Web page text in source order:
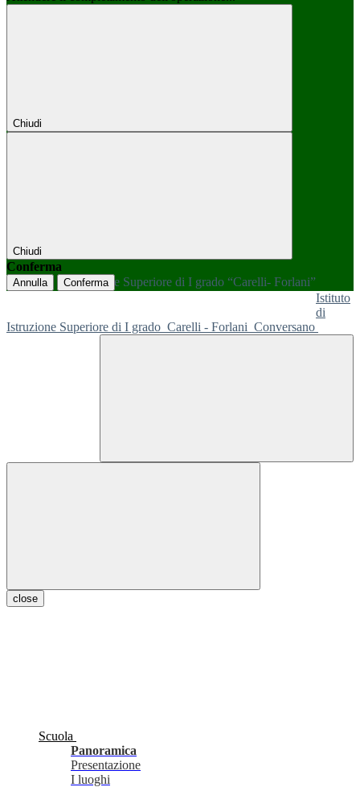
Chiudi
Chiudi
Conferma
Annulla Conferma
Istituto
di
Istruzione Superiore di I grado Carelli - Forlani Conversano
close
Scuola
Panoramica
Presentazione
I luoghi